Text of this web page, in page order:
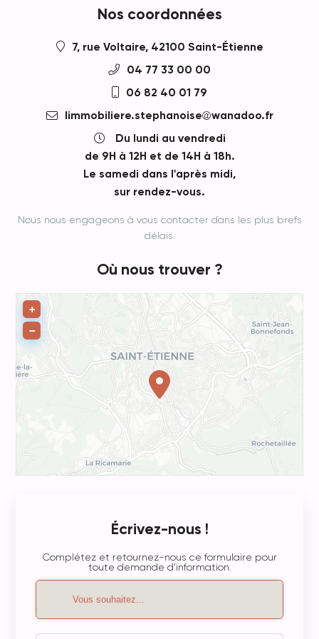
Nos coordonnées
7, rue Voltaire, 42100 Saint-Étienne
04 77 33 00 00
06 82 40 01 79
limmobiliere.stephanoise
wanadoo.fr
Du lundi au vendredi
de 9H à 12H et de 14H à 18h.
Le samedi dans l'après midi,
sur rendez-vous.
Nous nous engageons à vous contacter dans les plus brefs
délais.
Où nous trouver ?
+
−
Écrivez-nous !
Complétez et retournez-nous ce formulaire pour
toute demande d'information.